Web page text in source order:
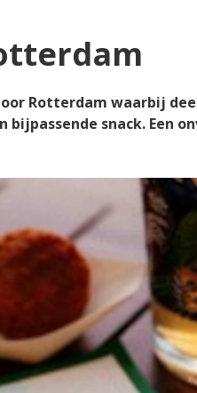
Rotterdam waarbij
snack. Een